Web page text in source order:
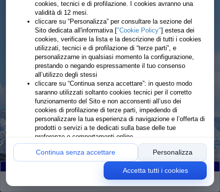
:302 Ritirati:3 Rimanenti:0
cookies, tecnici e di profilazione. I cookies avranno una
validità di 12 mesi.
cliccare su “Personalizza” per consultare la sezione del
Sito dedicata all'informativa ["Cookie Policy"] estesa dei
cookies, verificare la lista e la descrizione di tutti i cookies
utilizzati, tecnici e di profilazione di “terze parti”, e
personalizzarne in qualsiasi momento la configurazione,
prestando o negando espressamente il tuo consenso
all’utilizzo degli stessi
cliccare su “Continua senza accettare”: in questo modo
saranno utilizzati soltanto cookies tecnici per il corretto
funzionamento del Sito e non acconsenti all’uso dei
cookies di profilazione di terze parti, impedendo di
personalizzare la tua esperienza di navigazione e l’offerta di
prodotti o servizi a te dedicati sulla base delle tue
preferenze o comportamenti online
Continua senza accettare Personalizza
Accetta tutti i cookies